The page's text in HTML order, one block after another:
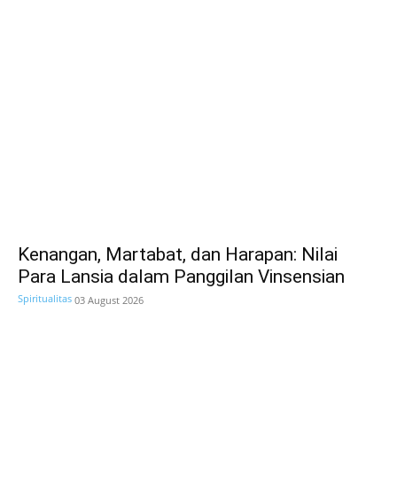
Kenangan, Martabat, dan Harapan: Nilai
Para Lansia dalam Panggilan Vinsensian
Spiritualitas 03 August 2026